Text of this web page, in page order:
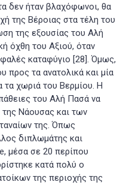
δεν ήταν βλαχόφωνοι, θα
της Βέροιας στα τέλη του
της εξουσίας του Αλή
όχθη του Αξιού, όταν
καταφύγιο [28]. Όμως,
προς τα ανατολικά και μία
τα χωριά του Βερμίου. Η
του Αλή Πασά να
της Νάουσας και των
της. Όπως
διπλωμάτης και
μέσα σε 20 περίπου
κατά πολύ ο
της περιοχής της